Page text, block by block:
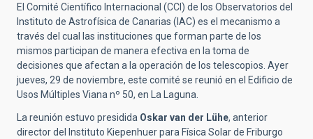
El Comité Científico Internacional (CCI) de los Observatorios del
Instituto de Astrofísica de Canarias (IAC) es el mecanismo a
través del cual las instituciones que forman parte de los
mismos participan de manera efectiva en la toma de
decisiones que afectan a la operación de los telescopios. Ayer
jueves, 29 de noviembre, este comité se reunió en el Edificio de
Usos Múltiples Viana nº 50, en La Laguna.
La reunión estuvo presidida Oskar van der Lühe, anterior
director del Instituto Kiepenhuer para Física Solar de Friburgo